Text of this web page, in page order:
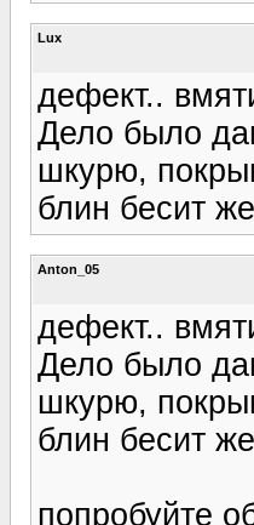
Lux
дефект..
Дело было
шкурю,
блин бесит
Anton_05
дефект..
Дело было
шкурю,
блин бесит
попробуйте